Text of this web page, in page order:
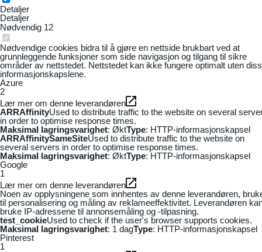
Detaljer
Detaljer
Nødvendig 12
Nødvendige cookies bidra til å gjøre en nettside brukbart ved at
grunnleggende funksjoner som side navigasjon og tilgang til sikre
områder av nettstedet. Nettstedet kan ikke fungere optimalt uten
informasjonskapslene.
Azure
2
Lær mer om denne leverandøren
ARRAffinityUsed to distribute traffic to the website on several
in order to optimise response times.
Maksimal lagringsvarighet: ØktType: HTTP-informasjonskapsel
ARRAffinitySameSiteUsed to distribute traffic to the website on
several servers in order to optimise response times.
Maksimal lagringsvarighet: ØktType: HTTP-informasjonskapsel
Google
1
Lær mer om denne leverandøren
Noen av opplysningene som innhentes av denne leverandøren,
til personalisering og måling av reklameeffektivitet. Leverandøren
bruke IP-adressene til annonsemåling og -tilpasning.
test_cookieUsed to check if the user's browser supports cookies.
Maksimal lagringsvarighet: 1 dagType: HTTP-informasjonskapsel
Pinterest
1